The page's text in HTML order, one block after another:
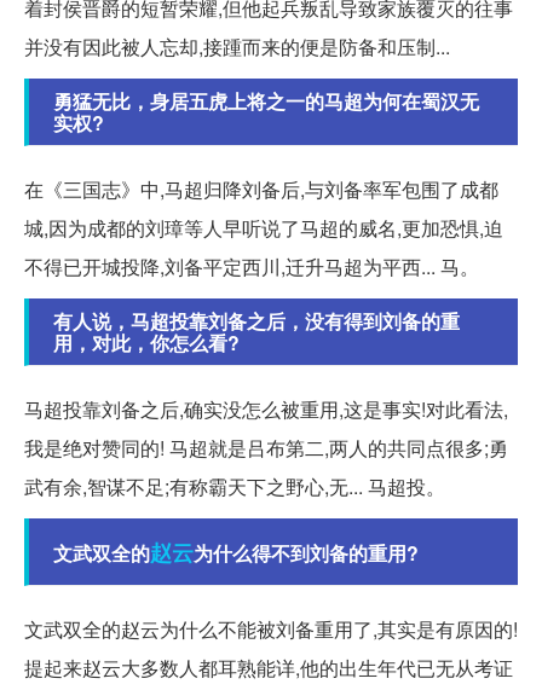
着封侯晋爵的短暂荣耀,但他起兵叛乱导致家族覆灭的往事
并没有因此被人忘却,接踵而来的便是防备和压制...
勇猛无比，身居五虎上将之一的马超为何在蜀汉无
实权?
在《三国志》中,马超归降刘备后,与刘备率军包围了成都
城,因为成都的刘璋等人早听说了马超的威名,更加恐惧,迫
不得已开城投降,刘备平定西川,迁升马超为平西... 马。
有人说，马超投靠刘备之后，没有得到刘备的重
用，对此，你怎么看?
马超投靠刘备之后,确实没怎么被重用,这是事实!对此看法,
我是绝对赞同的! 马超就是吕布第二,两人的共同点很多;勇
武有余,智谋不足;有称霸天下之野心,无... 马超投。
文武双全的赵云为什么得不到刘备的重用?
文武双全的赵云为什么不能被刘备重用了,其实是有原因的!
提起来赵云大多数人都耳熟能详,他的出生年代已无从考证